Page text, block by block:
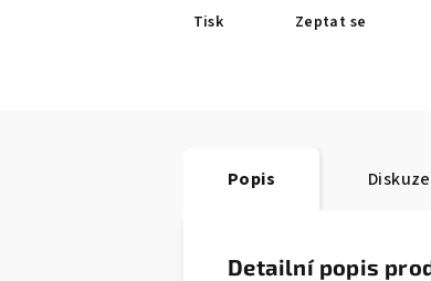
Tisk Zeptat se
Popis Diskuze
Detailní popis